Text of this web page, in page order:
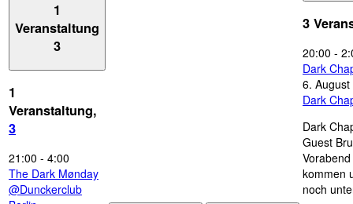
1
Veranstaltung
3
1
Veranstaltung,
3
21:00 - 4:00
The Dark Mønday
@Dunckerclub
3
20:00 -
Dark
6.
Dark
Dark
Guest
kommen
noch